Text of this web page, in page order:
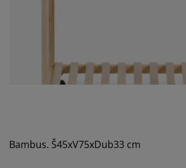
Bambus. Š45xV75xDub33 cm